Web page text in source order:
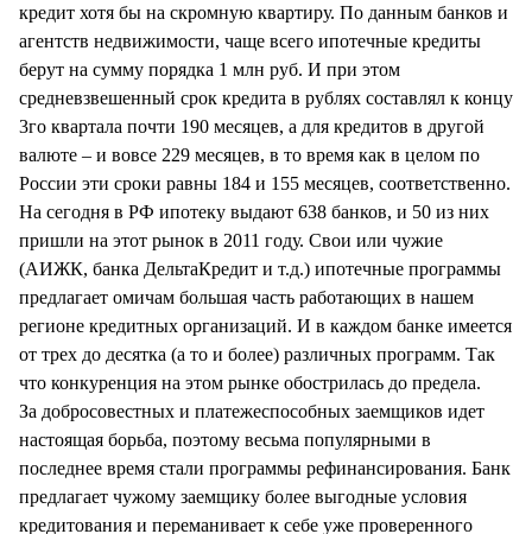
кредит хотя бы на скромную квартиру. По данным банков и
агентств недвижимости, чаще всего ипотечные кредиты
берут на сумму порядка 1 млн руб. И при этом
средневзвешенный срок кредита в рублях составлял к концу
3го квартала почти 190 месяцев, а для кредитов в другой
валюте – и вовсе 229 месяцев, в то время как в целом по
России эти сроки равны 184 и 155 месяцев, соответственно.
На сегодня в РФ ипотеку выдают 638 банков, и 50 из них
пришли на этот рынок в 2011 году. Свои или чужие
(АИЖК, банка ДельтаКредит и т.д.) ипотечные программы
предлагает омичам большая часть работающих в нашем
регионе кредитных организаций. И в каждом банке имеется
от трех до десятка (а то и более) различных программ. Так
что конкуренция на этом рынке обострилась до предела.
За добросовестных и платежеспособных заемщиков идет
настоящая борьба, поэтому весьма популярными в
последнее время стали программы рефинансирования. Банк
предлагает чужому заемщику более выгодные условия
кредитования и переманивает к себе уже проверенного